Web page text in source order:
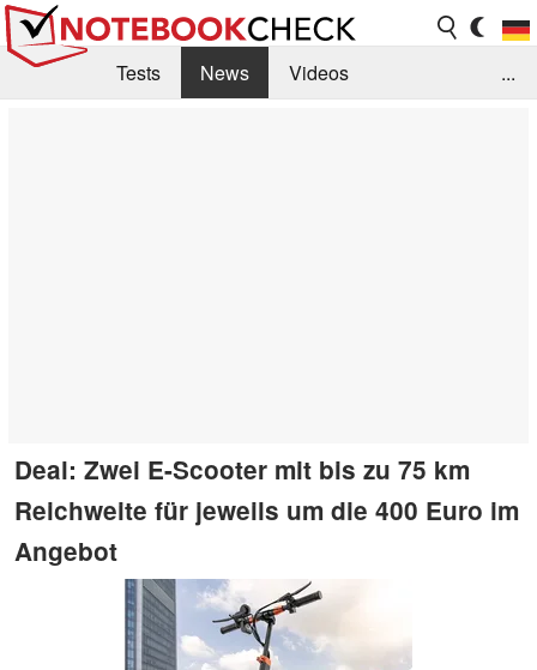
Tests News
Videos
...
Deal: Zwei E-Scooter mit bis zu 75 km
Reichweite für jeweils um die 400 Euro im
Angebot